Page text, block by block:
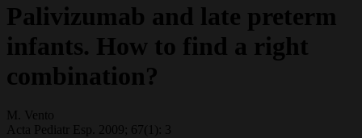
Palivizumab and late preterm
infants. How to find a right
combination?
M. Vento
Acta Pediatr Esp. 2009; 67(1): 3